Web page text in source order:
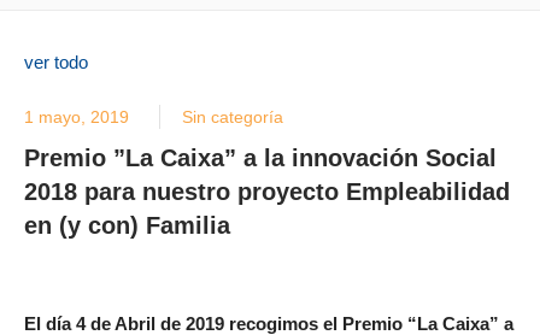
ver todo
1 mayo, 2019 Sin categoría
Premio ”La Caixa” a la innovación Social
2018 para nuestro proyecto Empleabilidad
en (y con) Familia
El día 4 de Abril de 2019 recogimos el Premio “La Caixa” a